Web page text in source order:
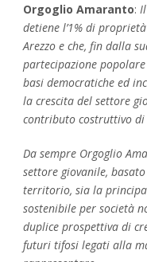
Orgoglio Amaranto:
detiene l’1% di
Arezzo e che, fin dalla
partecipazione
basi democratiche ed
la crescita del settore
contributo costruttivo di
Da sempre Orgoglio
settore giovanile,
territorio, sia la
sostenibile per società
duplice prospettiva di
futuri tifosi legati alla